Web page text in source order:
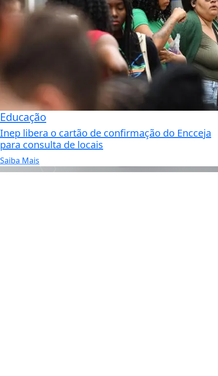
Educação
Inep libera o cartão de confirmação do Encceja
para consulta de locais
Saiba Mais